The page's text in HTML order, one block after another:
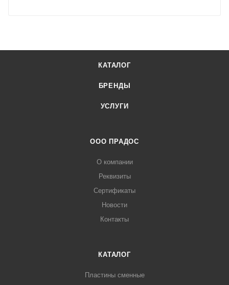
КАТАЛОГ
БРЕНДЫ
УСЛУГИ
ООО ПРАДОС
О компании
Реквизиты
Сертификаты
Новости
Контакты
КАТАЛОГ
Пластины сменные